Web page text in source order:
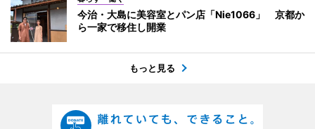
今治・大島に美容室とパン店「Nie1066」 京都か
ら一家で移住し開業
もっと見る